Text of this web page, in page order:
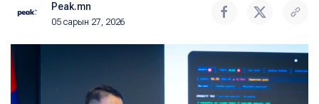
Peak.mn
05 сарын 27, 2026